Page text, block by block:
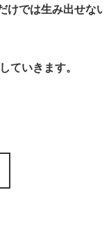
では生み出せな
ていきます。